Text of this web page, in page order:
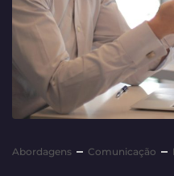
Abordagens Comunicação